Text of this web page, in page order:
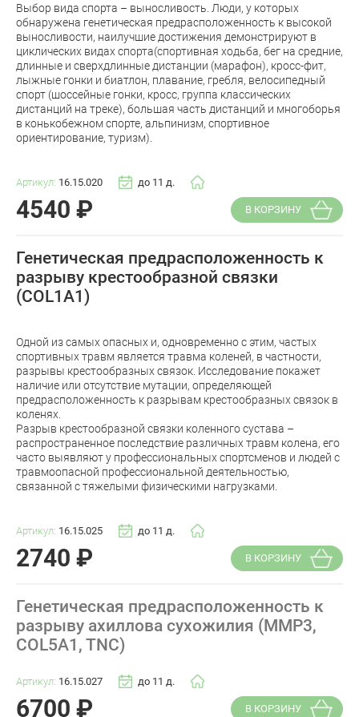
Выбор вида спорта – выносливость. Люди, у которых
обнаружена генетическая предрасположенность к высокой
выносливости, наилучшие достижения демонстрируют в
циклических видах спорта(спортивная ходьба, бег на средние,
длинные и сверхдлинные дистанции (марафон), кросс-фит,
лыжные гонки и биатлон, плавание, гребля, велосипедный
спорт (шоссейные гонки, кросс, группа классических
дистанций на треке), большая часть дистанций и многоборья
в конькобежном спорте, альпинизм, спортивное
ориентирование, туризм).
Артикул: 16.15.020 до 11 д.
4540 ₽ В КОРЗИНУ
Генетическая предрасположенность к
разрыву крестообразной связки
(COL1A1)
Одной из самых опасных и, одновременно с этим, частых
спортивных травм является травма коленей, в частности,
разрывы крестообразных связок. Исследование покажет
наличие или отсутствие мутации, определяющей
предрасположенность к разрывам крестообразных связок в
коленях.
Разрыв крестообразной связки коленного сустава –
распространенное последствие различных травм колена, его
часто выявляют у профессиональных спортсменов и людей с
травмоопасной профессиональной деятельностью,
связанной с тяжелыми физическими нагрузками.
Артикул: 16.15.025 до 11 д.
2740 ₽ В КОРЗИНУ
Генетическая предрасположенность к
разрыву ахиллова сухожилия (MMP3,
COL5A1, TNC)
Артикул: 16.15.027 до 11 д.
6700 ₽ В КОРЗИНУ